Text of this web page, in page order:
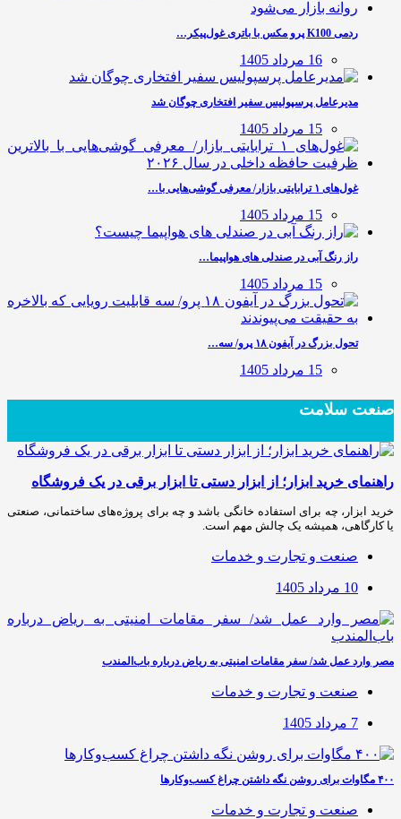
ردمی K100 پرو مکس با باتری غول‌پیکر…
16 مرداد 1405
مدیرعامل پرسپولیس سفیر افتخاری چوگان شد
15 مرداد 1405
غول‌های ۱ ترابایتی بازار/ معرفی گوشی‌هایی با…
15 مرداد 1405
راز رنگ آبی در صندلی های هواپیما…
15 مرداد 1405
تحول بزرگ در آیفون ۱۸ پرو/ سه…
15 مرداد 1405
صنعت سلامت
راهنمای خرید ابزار؛ از ابزار دستی تا ابزار برقی در یک فروشگاه
خرید ابزار، چه برای استفاده خانگی باشد و چه برای پروژه‌های ساختمانی، صنعتی
یا کارگاهی، همیشه یک چالش مهم است.
صنعت و تجارت و خدمات
10 مرداد 1405
مصر وارد عمل شد/ سفر مقامات امنیتی به ریاض درباره باب‌المندب
صنعت و تجارت و خدمات
7 مرداد 1405
۴۰۰ مگاوات برای روشن نگه داشتن چراغ کسب‌وکار‌ها
صنعت و تجارت و خدمات